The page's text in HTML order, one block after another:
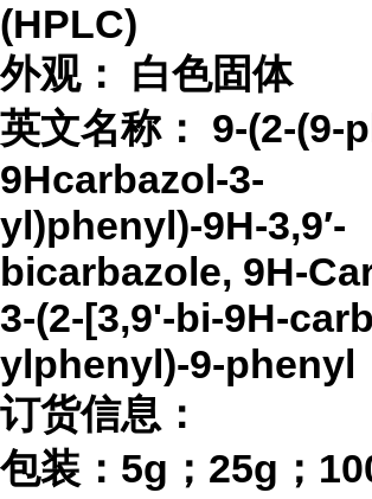
(HPLC)
外观：
白色固体
英文名称：
9-(2-(9-
9Hcarbazol-3-
yl)phenyl)-9H-3,9′-
bicarbazole, 9H-
3-(2-[3,9'-bi-9H-
ylphenyl)-9-phenyl
订货信息：
包装： 5g；25g；